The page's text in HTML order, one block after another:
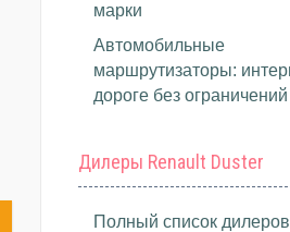
марки
Автомобильные
маршрутизаторы:
дороге без ограничений
Дилеры Renault Duster
Полный список дилеров